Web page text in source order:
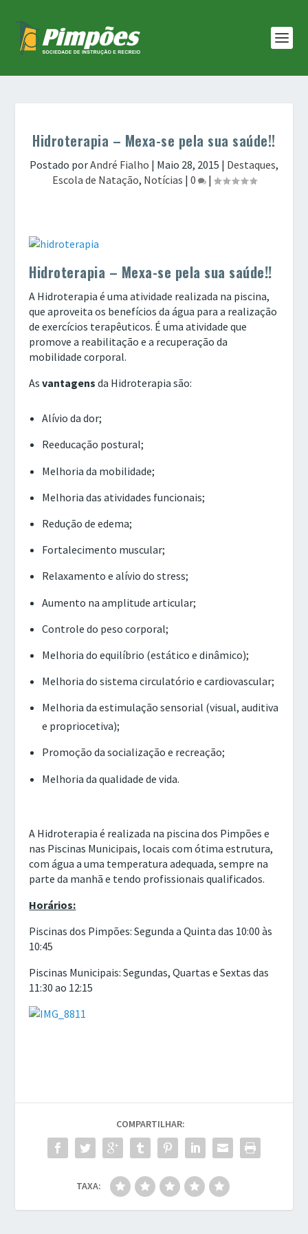
Hidroterapia – Mexa-se pela sua saúde!!
Postado porAndré Fialho | Maio 28, 2015 | Destaques,
Escola de Natação, Notícias | 0 |
Hidroterapia – Mexa-se pela sua saúde!!
A Hidroterapia é uma atividade realizada na piscina,
que aproveita os benefícios da água para a realização
de exercícios terapêuticos. É uma atividade que
promove a reabilitação e a recuperação da
mobilidade corporal.
Asvantagens da Hidroterapia são:
Alívio da dor;
Reeducação postural;
Melhoria da mobilidade;
Melhoria das atividades funcionais;
Redução de edema;
Fortalecimento muscular;
Relaxamento e alívio do stress;
Aumento na amplitude articular;
Controle do peso corporal;
Melhoria do equilíbrio (estático e dinâmico);
Melhoria do sistema circulatório e cardiovascular;
Melhoria da estimulação sensorial (visual, auditiva
e propriocetiva);
Promoção da socialização e recreação;
Melhoria da qualidade de vida.
A Hidroterapia é realizada na piscina dos Pimpões e
nas Piscinas Municipais, locais com ótima estrutura,
com água a uma temperatura adequada, sempre na
parte da manhã e tendo profissionais qualificados.
Horários:
Piscinas dos Pimpões: Segunda a Quinta das 10:00 às
10:45
Piscinas Municipais: Segundas, Quartas e Sextas das
11:30 ao 12:15
COMPARTILHAR:
TAXA: